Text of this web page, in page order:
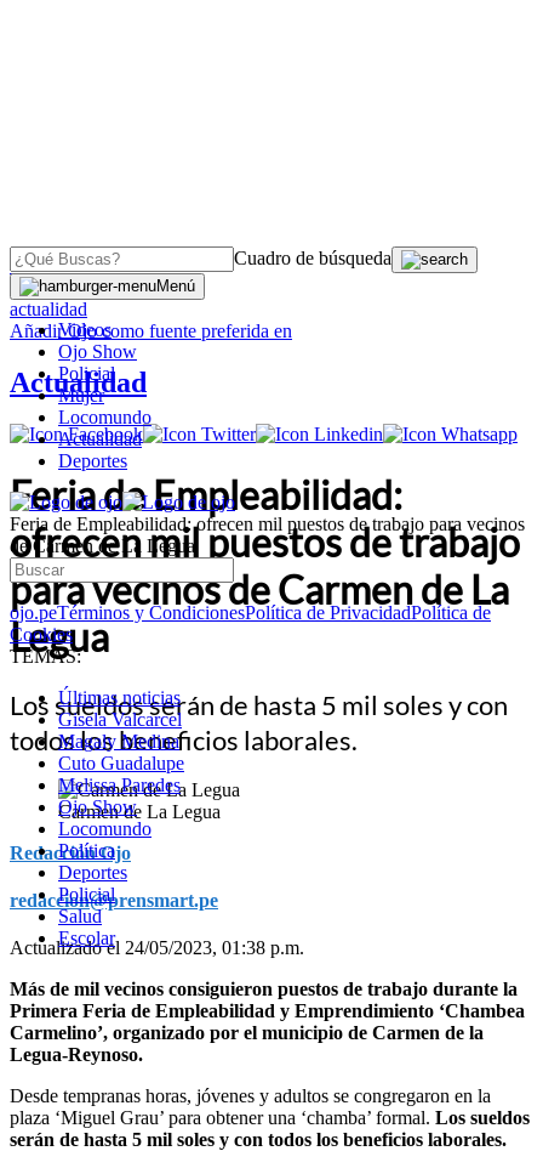
Cuadro de búsqueda
Menú
Videos
Ojo Show
Policial
Mujer
Locomundo
Actualidad
Deportes
Feria de Empleabilidad: ofrecen mil puestos de trabajo para vecinos
de Carmen de La Legua
ojo.peTérminos y CondicionesPolítica de PrivacidadPolítica de
Cookies
TEMAS:
Últimas noticias
Gisela Valcarcel
Magaly Medina
Cuto Guadalupe
Melissa Paredes
Ojo Show
Locomundo
Política
Deportes
Policial
Salud
Escolar
OJO
actualidad
AñadirOjocomo fuente preferida en
Actualidad
Feria de Empleabilidad:
ofrecen mil puestos de trabajo
para vecinos de Carmen de La
Legua
Los sueldos serán de hasta 5 mil soles y con
todos los beneficios laborales.
Carmen de La Legua
Redacción Ojo
redaccion@prensmart.pe
Actualizado el 24/05/2023, 01:38 p.m.
Más de mil vecinos consiguieron puestos de trabajo durante la
Primera Feria de Empleabilidad y Emprendimiento ‘Chambea
Carmelino’, organizado por el municipio de Carmen de la
Legua-Reynoso.
Desde tempranas horas, jóvenes y adultos se congregaron en la
plaza ‘Miguel Grau’ para obtener una ‘chamba’ formal. Los sueldos
serán de hasta 5 mil soles y con todos los beneficios laborales.